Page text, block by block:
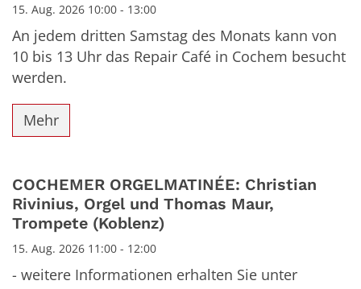
15. Aug. 2026 10:00 - 13:00
An jedem dritten Samstag des Monats kann von
10 bis 13 Uhr das Repair Café in Cochem besucht
werden.
Mehr
COCHEMER ORGELMATINÉE: Christian
Rivinius, Orgel und Thomas Maur,
Trompete (Koblenz)
15. Aug. 2026 11:00 - 12:00
- weitere Informationen erhalten Sie unter